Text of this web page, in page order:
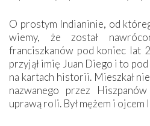
O prostym Indianinie, od
wiemy, że został
franciszkanów pod koniec lat
przyjął imię Juan Diego i to pod
na kartach historii. Mieszkał
nazwanego przez
uprawą roli. Był mężem i